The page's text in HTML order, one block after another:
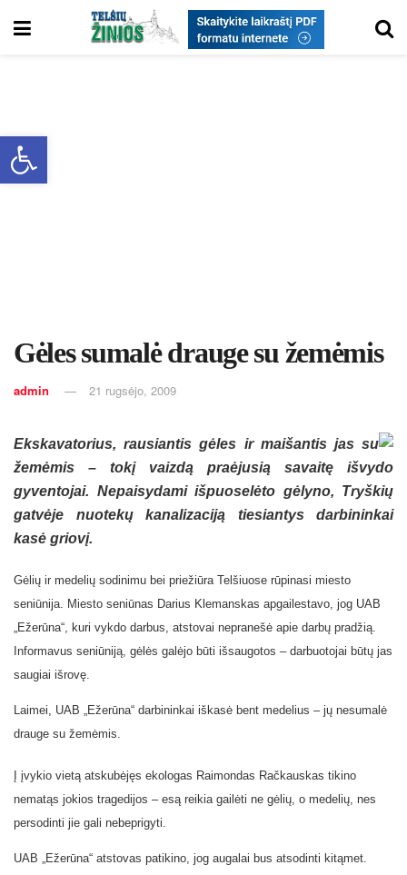
Open toolbar
Gėles sumalė drauge su žemėmis
admin 21 rugsėjo, 2009
Ekskavatorius, rausiantis gėles ir maišantis jas su
žemėmis – tokį vaizdą praėjusią savaitę išvydo
gyventojai. Nepaisydami išpuoselėto gėlyno, Tryškių
gatvėje nuotekų kanalizaciją tiesiantys darbininkai
kasė griovį.
Gėlių ir medelių sodinimu bei priežiūra Telšiuose rūpinasi miesto
seniūnija. Miesto seniūnas Darius Klemanskas apgailestavo, jog UAB
„Ežerūna“, kuri vykdo darbus, atstovai nepranešė apie darbų pradžią.
Informavus seniūniją, gėlės galėjo būti išsaugotos – darbuotojai būtų jas
saugiai išrovę.
Laimei, UAB „Ežerūna“ darbininkai iškasė bent medelius – jų nesumalė
drauge su žemėmis.
Į įvykio vietą atskubėjęs ekologas Raimondas Račkauskas tikino
nematąs jokios tragedijos – esą reikia gailėti ne gėlių, o medelių, nes
persodinti jie gali nebeprigyti.
UAB „Ežerūna“ atstovas patikino, jog augalai bus atsodinti kitąmet.